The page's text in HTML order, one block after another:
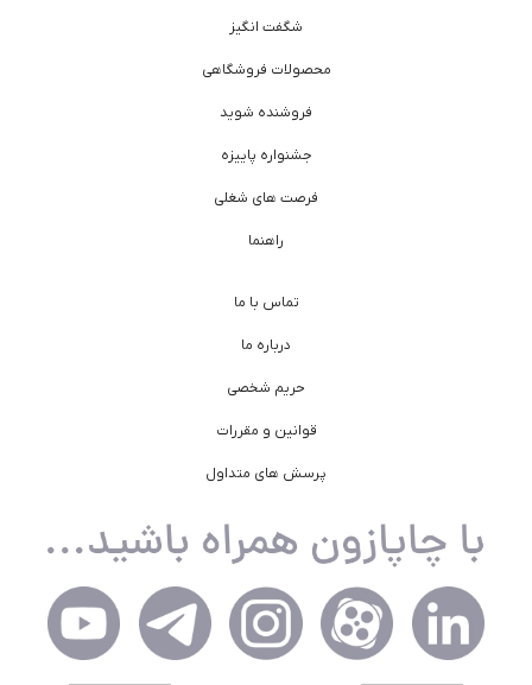
شگفت انگیز
محصولات فروشگاهی
فروشنده شوید
جشنواره پاییزه
فرصت های شغلی
راهنما
تماس با ما
درباره ما
حریم شخصی
قوانین و مقررات
پرسش های متداول